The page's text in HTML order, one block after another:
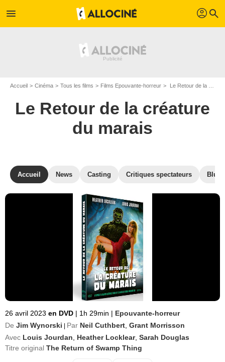
menu profil search
Accueil Cinéma Tous les films Films Epouvante-horreur Le Retour de la créature du marais de Jim Wynorski
Le Retour de la créature
du marais
Accueil News Casting Critiques spectateurs Blu-
26 avril 2023 en DVD | 1h 29min | Epouvante-horreur
De Jim Wynorski Par Neil Cuthbert Grant Morrisson
Avec Louis Jourdan Heather Locklear, Sarah Douglas
Titre original The Return of Swamp Thing